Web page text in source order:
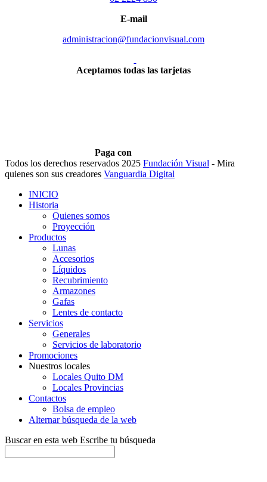
E-mail
administracion@fundacionvisual.com
Aceptamos todas las tarjetas
Paga con
Todos los derechos reservados 2025 Fundación Visual - Mira
quienes son sus creadores Vanguardia Digital
INICIO
Historia
Quienes somos
Proyección
Productos
Lunas
Accesorios
Líquidos
Recubrimiento
Armazones
Gafas
Lentes de contacto
Servicios
Generales
Servicios de laboratorio
Promociones
Nuestros locales
Locales Quito DM
Locales Provincias
Contactos
Bolsa de empleo
Alternar búsqueda de la web
Buscar en esta web Escribe tu búsqueda